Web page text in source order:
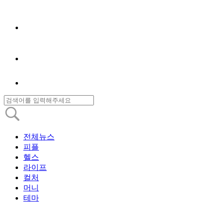
전체뉴스
피플
헬스
라이프
컬처
머니
테마